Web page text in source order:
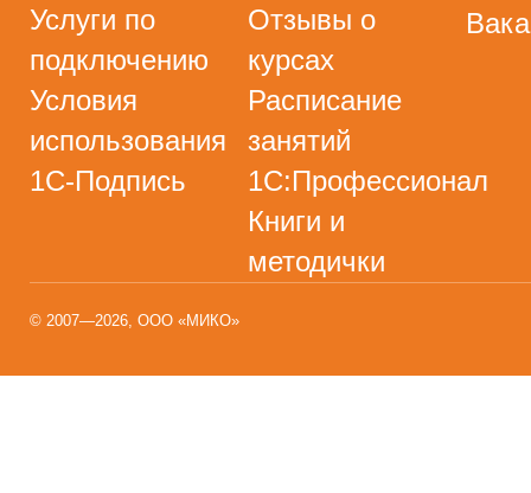
Услуги по
подключению
Условия
использования
1С-Подпись
Отзывы о
курсах
Расписание
занятий
1С:Профессионал
Книги и
методички
© 2007—2026, ООО «МИКО»